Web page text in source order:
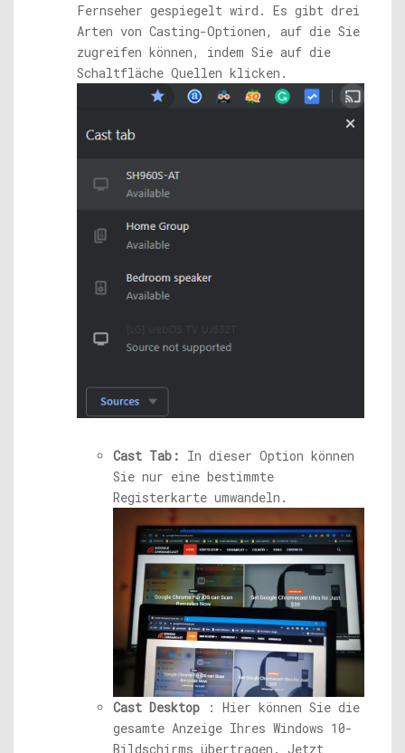
Fernseher gespiegelt wird. Es gibt drei
Arten von Casting-Optionen, auf die Sie
zugreifen können, indem Sie auf die
Schaltfläche Quellen klicken.
Cast Tab: In dieser Option können
Sie nur eine bestimmte
Registerkarte umwandeln.
Cast Desktop : Hier können Sie die
gesamte Anzeige Ihres Windows 10-
Bildschirms übertragen. Jetzt